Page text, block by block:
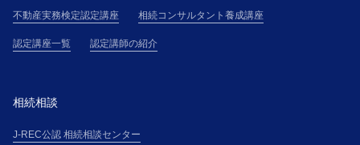
不動産実務検定認定講座 相続コンサルタント養成講座
認定講座一覧 認定講師の紹介
相続相談
J-REC公認 相続相談センター